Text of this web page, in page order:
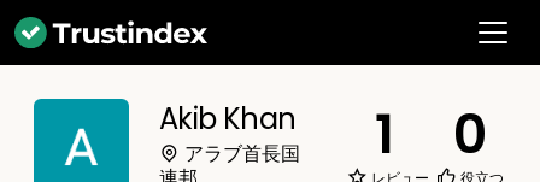
Akib Khan
アラブ首長国
1
レビュー
0
役立つ